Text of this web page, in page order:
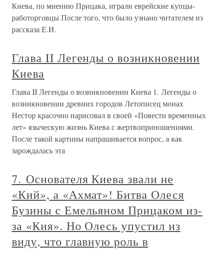
Киева, по мнению Прицака, играли еврейские купцы-
работорговцы После того, что было узнано читателем из
рассказа Е.И.
Глава II Легенды о возникновении
Киева
Глава II Легенды о возникновении Киева 1. Легенды о
возникновении древних городов Летописец монах
Нестор красочно нарисовал в своей «Повести временных
лет» языческую жизнь Киева с жертвоприношениями.
После такой картины напрашивается вопрос, а как
зарождалась эта
7. Основателя Киева звали не
«Кий», а «Ахмат»! Битва Олеся
Бузины с Емельяном Прицаком из-
за «Кия». Но Олесь упустил из
виду, что главную роль в